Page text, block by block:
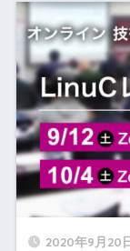
2020年9月20